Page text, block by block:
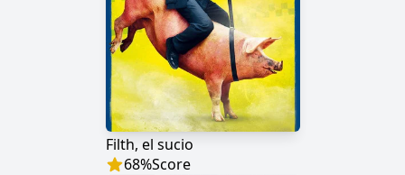
Filth, el sucio
68%Score